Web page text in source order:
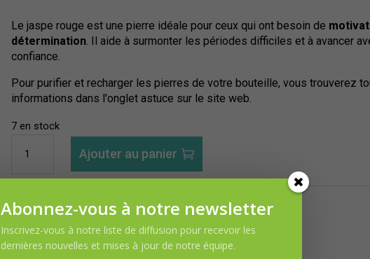
Le jaspe rouge est une pierre idéale pour ceux qui ont besoin de
détermination . Il aide à surmonter les périodes difficiles et à avancer
confiance.
Pour purifier et recharger les pierres de votre bouteille, vous trouverez
informations dans l'onglet astuce sur le site web.
7 en stock
Racine
Ajouter au panier
Abonnez-vous à notre newsletter
Inscrivez-vous à notre liste de diffusion pour recevoir les
dernières nouvelles et mises à jour de notre équipe.